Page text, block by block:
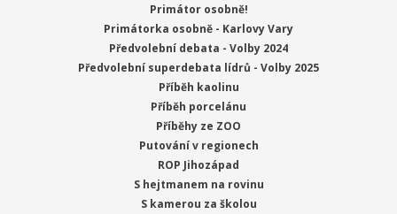
Primátor osobně!
Primátorka osobně - Karlovy Vary
Předvolební debata - Volby 2024
Předvolební superdebata lídrů - Volby 2025
Příběh kaolinu
Příběh porcelánu
Příběhy ze ZOO
Putování v regionech
ROP Jihozápad
S hejtmanem na rovinu
S kamerou za školou